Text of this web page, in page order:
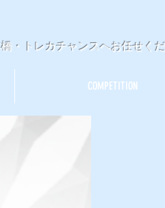
・トレカチャンスへお任せく
COMPETITION